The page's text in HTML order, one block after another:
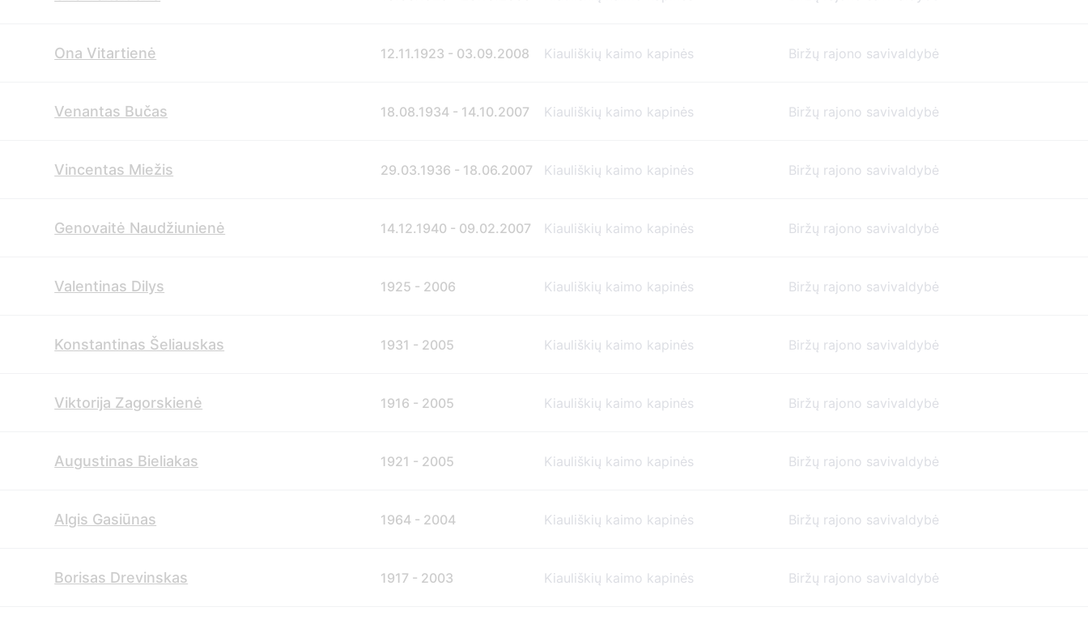
Ona Vitartienė 12.11.1923 - 03.09.2008 Kiauliškių kaimo kapinės Biržų rajono savivaldybė
Venantas Bučas 18.08.1934 - 14.10.2007 Kiauliškių kaimo kapinės Biržų rajono savivaldybė
Vincentas Miežis 29.03.1936 - 18.06.2007 Kiauliškių kaimo kapinės Biržų rajono savivaldybė
Genovaitė Naudžiunienė 14.12.1940 - 09.02.2007 Kiauliškių kaimo kapinės Biržų rajono savivaldybė
Valentinas Dilys 1925 - 2006 Kiauliškių kaimo kapinės Biržų rajono savivaldybė
Konstantinas Šeliauskas 1931 - 2005 Kiauliškių kaimo kapinės Biržų rajono savivaldybė
Viktorija Zagorskienė 1916 - 2005 Kiauliškių kaimo kapinės Biržų rajono savivaldybė
Augustinas Bieliakas 1921 - 2005 Kiauliškių kaimo kapinės Biržų rajono savivaldybė
Algis Gasiūnas 1964 - 2004 Kiauliškių kaimo kapinės Biržų rajono savivaldybė
Borisas Drevinskas 1917 - 2003 Kiauliškių kaimo kapinės Biržų rajono savivaldybė